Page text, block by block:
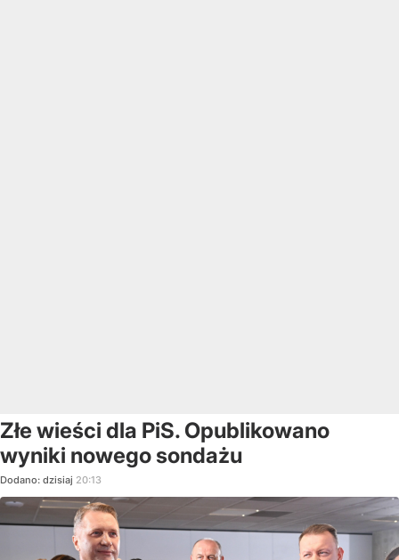
Złe wieści dla PiS. Opublikowano
wyniki nowego sondażu
Dodano: dzisiaj 20:13